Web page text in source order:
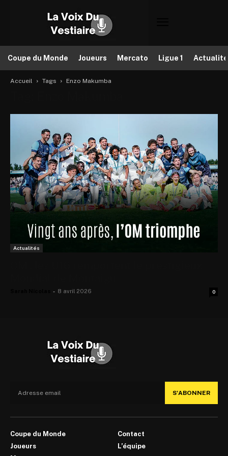
Coupe du Monde Joueurs Mercato Ligue 1
Accueil Tags Enzo Makumba
Actualités
- 8 avril 2026 0
S'ABONNER
Coupe du Monde
Joueurs
Contact
L’équipe